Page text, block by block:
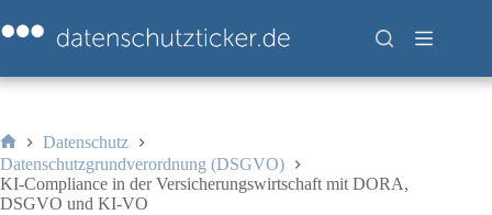
Inhalt
springen
Start
Datenschutz
Datenschutzgrundverordnung (DSGVO)
KI-Compliance in der Versicherungswirtschaft mit DORA,
DSGVO und KI-VO